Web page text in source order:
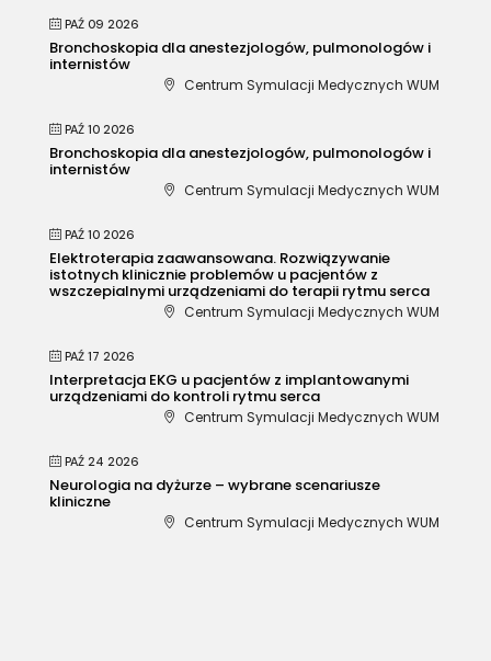
PAŹ 09 2026
Bronchoskopia dla anestezjologów, pulmonologów i
internistów
Centrum Symulacji Medycznych WUM
PAŹ 10 2026
Bronchoskopia dla anestezjologów, pulmonologów i
internistów
Centrum Symulacji Medycznych WUM
PAŹ 10 2026
Elektroterapia zaawansowana. Rozwiązywanie
istotnych klinicznie problemów u pacjentów z
wszczepialnymi urządzeniami do terapii rytmu serca
Centrum Symulacji Medycznych WUM
PAŹ 17 2026
Interpretacja EKG u pacjentów z implantowanymi
urządzeniami do kontroli rytmu serca
Centrum Symulacji Medycznych WUM
PAŹ 24 2026
Neurologia na dyżurze – wybrane scenariusze
kliniczne
Centrum Symulacji Medycznych WUM